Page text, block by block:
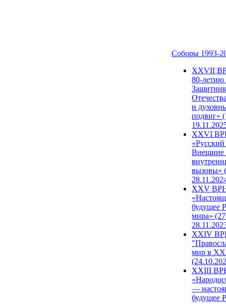
Соборы 1993-
ХХVII
80-
и
подвиг»
XXVI
Внешние
вызовы»
XXV
будущее
мира»
XXIV
мир в
XXIII
—
будущее